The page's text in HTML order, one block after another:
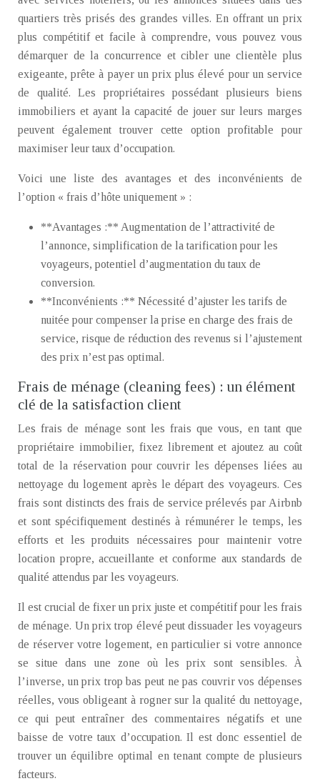
quartiers très prisés des grandes villes. En offrant un prix
plus compétitif et facile à comprendre, vous pouvez vous
démarquer de la concurrence et cibler une clientèle plus
exigeante, prête à payer un prix plus élevé pour un service
de qualité. Les propriétaires possédant plusieurs biens
immobiliers et ayant la capacité de jouer sur leurs marges
peuvent également trouver cette option profitable pour
maximiser leur taux d’occupation.
Voici une liste des avantages et des inconvénients de
l’option « frais d’hôte uniquement » :
**Avantages :** Augmentation de l’attractivité de
l’annonce, simplification de la tarification pour les
voyageurs, potentiel d’augmentation du taux de
conversion.
**Inconvénients :** Nécessité d’ajuster les tarifs de
nuitée pour compenser la prise en charge des frais de
service, risque de réduction des revenus si l’ajustement
des prix n’est pas optimal.
Frais de ménage (cleaning fees) : un élément
clé de la satisfaction client
Les frais de ménage sont les frais que vous, en tant que
propriétaire immobilier, fixez librement et ajoutez au coût
total de la réservation pour couvrir les dépenses liées au
nettoyage du logement après le départ des voyageurs. Ces
frais sont distincts des frais de service prélevés par Airbnb
et sont spécifiquement destinés à rémunérer le temps, les
efforts et les produits nécessaires pour maintenir votre
location propre, accueillante et conforme aux standards de
qualité attendus par les voyageurs.
Il est crucial de fixer un prix juste et compétitif pour les frais
de ménage. Un prix trop élevé peut dissuader les voyageurs
de réserver votre logement, en particulier si votre annonce
se situe dans une zone où les prix sont sensibles. À
l’inverse, un prix trop bas peut ne pas couvrir vos dépenses
réelles, vous obligeant à rogner sur la qualité du nettoyage,
ce qui peut entraîner des commentaires négatifs et une
baisse de votre taux d’occupation. Il est donc essentiel de
trouver un équilibre optimal en tenant compte de plusieurs
facteurs.